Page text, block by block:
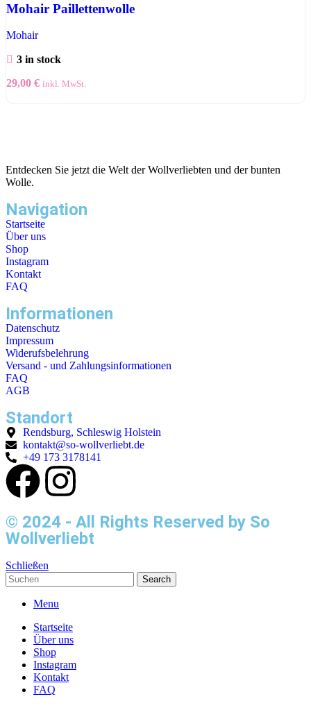
Mohair Paillettenwolle
Mohair
3 in stock
29,00 € inkl. MwSt.
Entdecken Sie jetzt die Welt der Wollverliebten und der bunten
Wolle.
Navigation
Startseite
Über uns
Shop
Instagram
Kontakt
FAQ
Informationen
Datenschutz
Impressum
Widerufsbelehrung
Versand - und Zahlungsinformationen
FAQ
AGB
Standort
Rendsburg, Schleswig Holstein
kontakt@so-wollverliebt.de
+49 173 3178141
© 2024 - All Rights Reserved by So
Wollverliebt
Schließen
Search
Menu
Startseite
Über uns
Shop
Instagram
Kontakt
FAQ